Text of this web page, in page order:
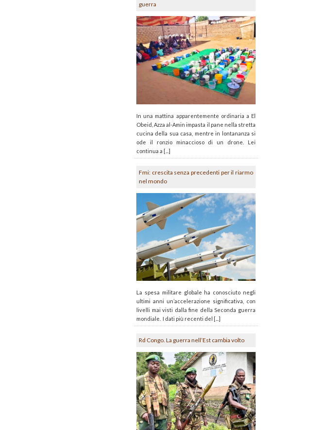
guerra
In una mattina apparentemente ordinaria a El
Obeid, Azza al-Amin impasta il pane nella stretta
cucina della sua casa, mentre in lontananza si
ode il ronzio minaccioso di un drone. Lei
continua a [...]
Fmi: crescita senza precedenti per il riarmo
nel mondo
La spesa militare globale ha conosciuto negli
ultimi anni un’accelerazione significativa, con
livelli mai visti dalla fine della Seconda guerra
mondiale. I dati più recenti del [...]
Rd Congo. La guerra nell’Est cambia volto